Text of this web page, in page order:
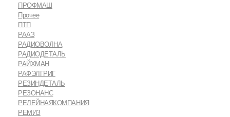
ПРОФМАШ
Прочее
ПТП
РААЗ
РАДИОВОЛНА
РАДИОДЕТАЛЬ
РАЙХМАН
РАФЭЛГРИГ
РЕЗИНДЕТАЛЬ
РЕЗОНАНС
РЕЛЕЙНАЯКОМПАНИЯ
РЕМИЗ